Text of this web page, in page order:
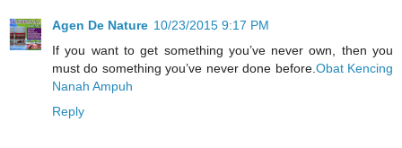
Agen De Nature 10/23/2015 9:17 PM
If you want to get something you’ve never own, then you
must do something you’ve never done before. Obat Kencing
Nanah Ampuh
Reply